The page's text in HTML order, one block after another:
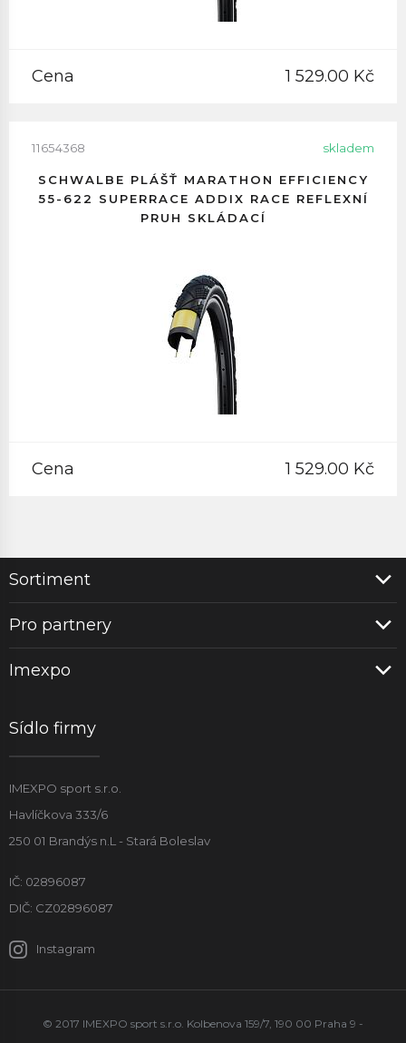
Cena 1 529.00 Kč
11654368 skladem
SCHWALBE PLÁŠŤ MARATHON EFFICIENCY
55-622 SUPERRACE ADDIX RACE REFLEXNÍ
PRUH SKLÁDACÍ
Cena 1 529.00 Kč
Sortiment
Pro partnery
Imexpo
Sídlo firmy
IMEXPO sport s.r.o.
Havlíčkova 333/6
250 01 Brandýs n.L - Stará Boleslav
IČ: 02896087
DIČ: CZ02896087
Instagram
© 2017 IMEXPO sport s.r.o. Kolbenova 159/7, 190 00 Praha 9 -